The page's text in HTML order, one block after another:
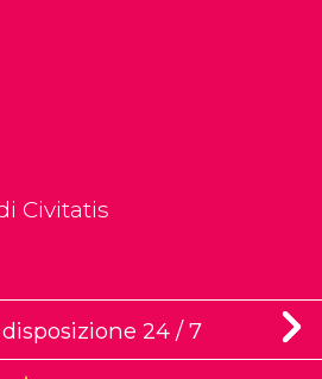
Civitatis
24 / 7